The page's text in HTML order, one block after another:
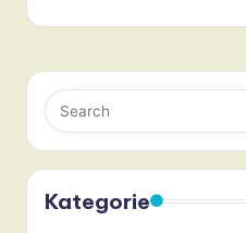
Kategorie